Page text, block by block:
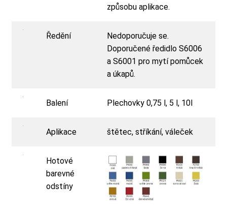
způsobu aplikace.
Ředění
Nedoporučuje se.
Doporučené ředidlo S6006
a S6001 pro mytí pomůcek
a úkapů.
Balení Plechovky 0,75 l, 5 l, 10l
Aplikace štětec, stříkání, váleček
Hotové
barevné
odstíny